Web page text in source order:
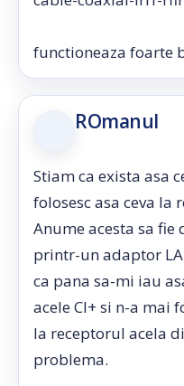
functioneaza foarte
ROmanul
Stiam ca exista asa
folosesc asa ceva
Anume acesta sa fie
printr-un adaptor
ca pana sa-mi iau
acele CI+ si n-a mai
la receptorul acela
problema.